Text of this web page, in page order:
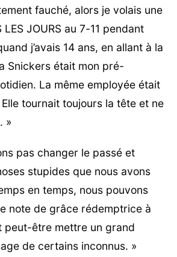
fauché, alors je volais une
LES JOURS au 7-11 pendant
j’avais 14 ans, en allant à la
Snickers était mon pré-
La même employée était
tournait toujours la tête et ne
»
pas changer le passé et
stupides que nous avons
en temps, nous pouvons
note de grâce rédemptrice à
peut-être mettre un grand
de certains inconnus. »